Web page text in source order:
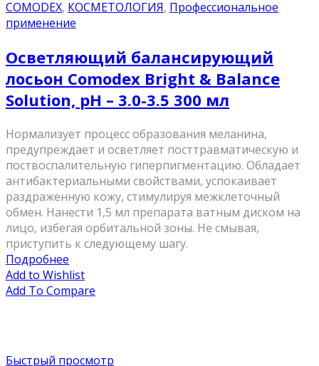
COMODEX, КОСМЕТОЛОГИЯ, Профессиональное
применение
Осветляющий балансирующий
лосьон Comodex Bright & Balance
Solution, pН – 3.0-3.5 300 мл
Нормализует процесс образования меланина,
предупреждает и осветляет посттравматическую и
поствоспалительную гиперпигментацию. Обладает
антибактериальными свойствами, успокаивает
раздраженную кожу, стимулируя межклеточный
обмен. Нанести 1,5 мл препарата ватным диском на
лицо, избегая орбитальной зоны. Не смывая,
приступить к следующему шагу.
Подробнее
Add to Wishlist
Add To Compare
Быстрый просмотр